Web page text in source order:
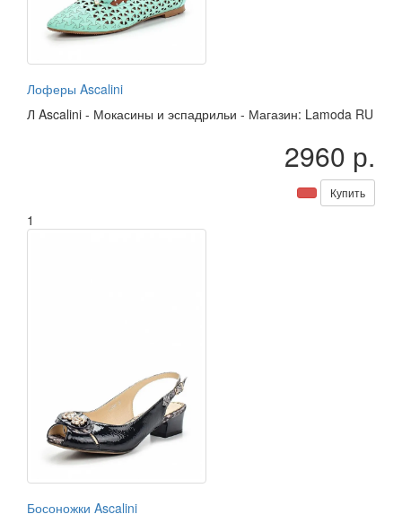
Лоферы Ascalini
Л Ascalini - Мокасины и эспадрильи - Магазин: Lamoda RU
2960 р.
Купить
1
Босоножки Ascalini